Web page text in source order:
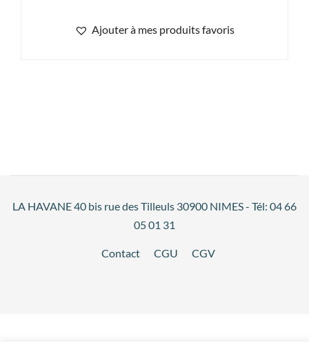
Ajouter à mes produits favoris
LA HAVANE 40 bis rue des Tilleuls 30900 NIMES - Tél: 04 66
05 01 31
Contact CGU CGV